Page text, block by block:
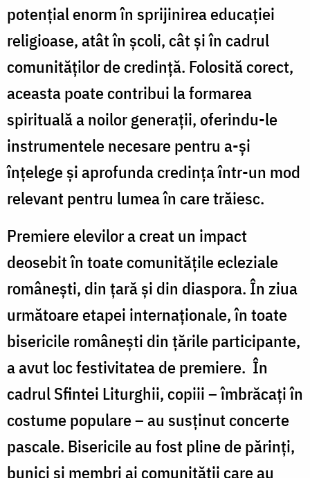
potențial enorm în sprijinirea educației
religioase, atât în școli, cât și în cadrul
comunităților de credință. Folosită corect,
aceasta poate contribui la formarea
spirituală a noilor generații, oferindu-le
instrumentele necesare pentru a-și
înțelege și aprofunda credința într-un mod
relevant pentru lumea în care trăiesc.
Premiere elevilor a creat un impact
deosebit în toate comunitățile ecleziale
românești, din țară și din diaspora. În ziua
următoare etapei internaționale, în toate
bisericile românești din țările participante,
a avut loc festivitatea de premiere. În
cadrul Sfintei Liturghii, copiii – îmbrăcați în
costume populare – au susținut concerte
pascale. Bisericile au fost pline de părinți,
bunici și membri ai comunității care au